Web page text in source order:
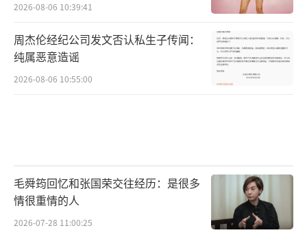
2026-08-06 10:39:41
周杰伦经纪公司发文否认私生子传闻：
纯属恶意造谣
2026-08-06 10:55:00
毛舜筠回忆和张国荣交往经历：是很多
情很重情的人
2026-07-28 11:00:25